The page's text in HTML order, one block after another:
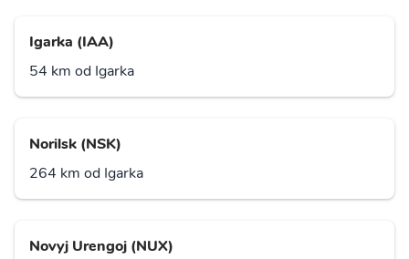
Igarka (IAA)
54 km od Igarka
Norilsk (NSK)
264 km od Igarka
Novyj Urengoj (NUX)